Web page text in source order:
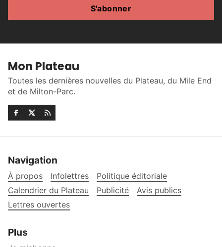
S'abonner
Mon Plateau
Toutes les dernières nouvelles du Plateau, du Mile End
et de Milton-Parc.
Navigation
À propos Infolettres
Politique éditoriale
Calendrier du Plateau
Publicité
Avis publics
Lettres ouvertes
Plus